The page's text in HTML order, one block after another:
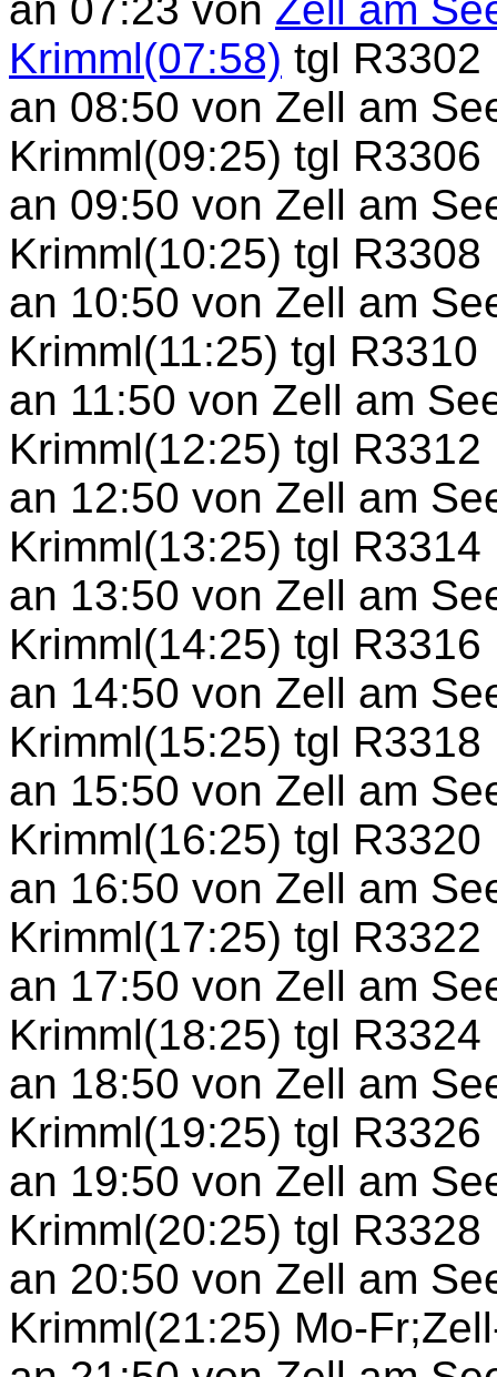
Krimml(07:58) tgl R3302
an 08:50 von Zell am
Krimml(09:25) tgl R3306
an 09:50 von Zell am
Krimml(10:25) tgl R3308
an 10:50 von Zell am
Krimml(11:25) tgl R3310
an 11:50 von Zell am
Krimml(12:25) tgl R3312
an 12:50 von Zell am
Krimml(13:25) tgl R3314
an 13:50 von Zell am
Krimml(14:25) tgl R3316
an 14:50 von Zell am
Krimml(15:25) tgl R3318
an 15:50 von Zell am
Krimml(16:25) tgl R3320
an 16:50 von Zell am
Krimml(17:25) tgl R3322
an 17:50 von Zell am
Krimml(18:25) tgl R3324
an 18:50 von Zell am
Krimml(19:25) tgl R3326
an 19:50 von Zell am
Krimml(20:25) tgl R3328
an 20:50 von Zell am
Krimml(21:25) Mo-